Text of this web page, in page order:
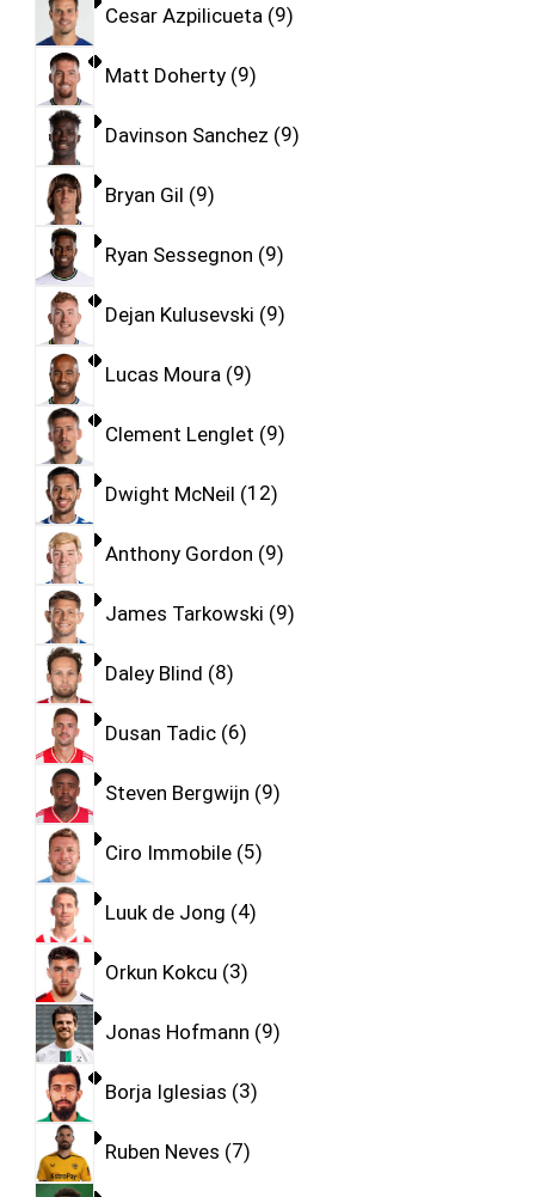
Cesar Azpilicueta 9
Matt Doherty 9
Davinson Sanchez 9
Bryan Gil 9
Ryan Sessegnon 9
Dejan Kulusevski 9
Lucas Moura 9
Clement Lenglet 9
Dwight McNeil 12
Anthony Gordon 9
James Tarkowski 9
Daley Blind 8
Dusan Tadic 6
Steven Bergwijn 9
Ciro Immobile 5
Luuk de Jong 4
Orkun Kokcu 3
Jonas Hofmann 9
Borja Iglesias 3
Ruben Neves 7